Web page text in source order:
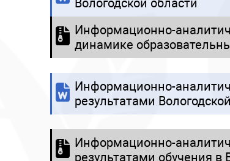
Вологодской области
Информационно-
динамике
Информационно-
результатами
Информационно-
результатами обучения в